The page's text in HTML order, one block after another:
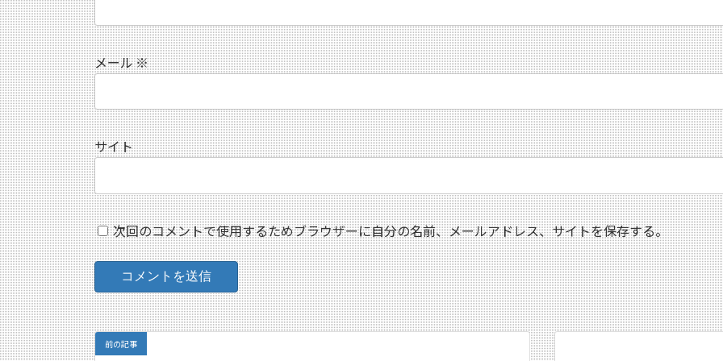
メール※
サイト
次回のコメントで使用するためブラウザーに自分の名前、メールアドレス、サイトを保存する。
前の記事